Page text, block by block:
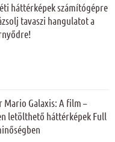
háttérképek számítógépre
tavaszi hangulatot a
Mario Galaxis: A film –
letölthető háttérképek Full